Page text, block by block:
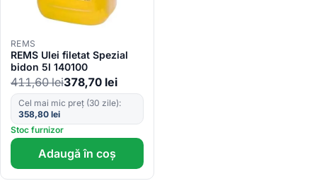
REMS
REMS Ulei filetat Spezial
bidon 5l 140100
411,60lei378,70 lei
Cel mai mic preț (30 zile):
358,80 lei
Stoc furnizor
Adaugă în coș